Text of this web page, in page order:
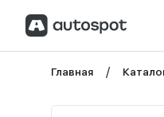
Главная